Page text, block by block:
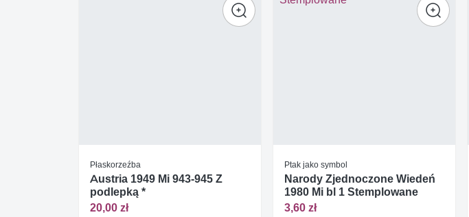
Płaskorzeźba
Austria 1949 Mi 943-945 Z
podlepką *
20,00 zł
Ptak jako symbol
Narody Zjednoczone Wiedeń
1980 Mi bl 1 Stemplowane
3,60 zł